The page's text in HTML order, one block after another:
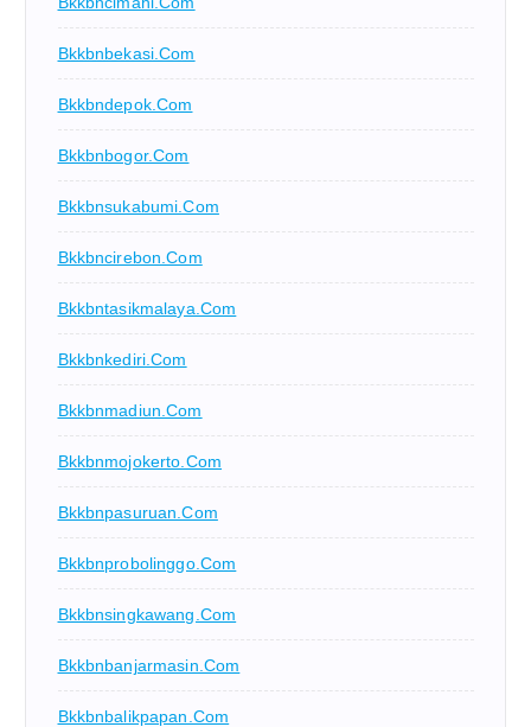
Bkkbnbekasi.com
Bkkbndepok.com
Bkkbnbogor.com
Bkkbnsukabumi.com
Bkkbncirebon.com
Bkkbntasikmalaya.com
Bkkbnkediri.com
Bkkbnmadiun.com
Bkkbnmojokerto.com
Bkkbnpasuruan.com
Bkkbnprobolinggo.com
Bkkbnsingkawang.com
Bkkbnbanjarmasin.com
Bkkbnbalikpapan.com